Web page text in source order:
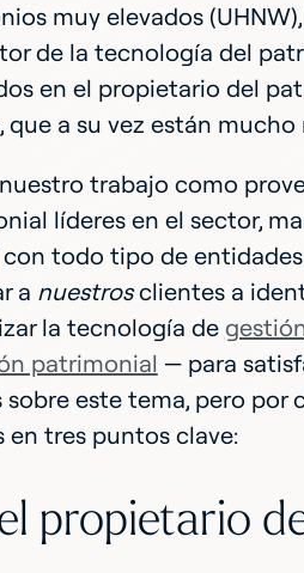
muy elevados
de la tecnología del
en el propietario del
a su vez están mucho
trabajo como
líderes en el sector,
todo tipo de
a nuestrosclientes a
la tecnología de
patrimonial — para
este tema, pero por
tres puntos clave:
propietario